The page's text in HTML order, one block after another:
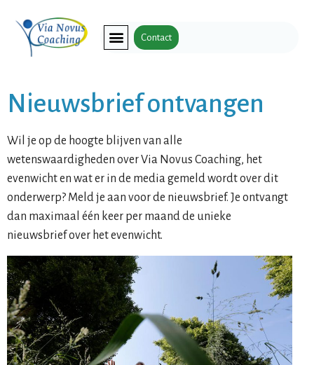
Contact
Nieuwsbrief ontvangen
Wil je op de hoogte blijven van alle
wetenswaardigheden over Via Novus Coaching, het
evenwicht en wat er in de media gemeld wordt over dit
onderwerp? Meld je aan voor de nieuwsbrief. Je ontvangt
dan maximaal één keer per maand de unieke
nieuwsbrief over het evenwicht.